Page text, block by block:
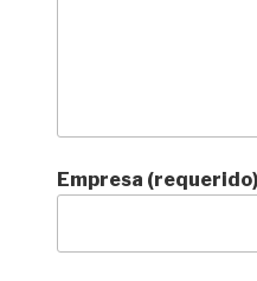
Empresa (requerido)